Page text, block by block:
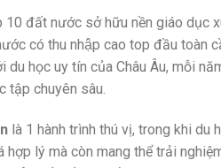
10 đất nước sở hữu nền giáo dục
có thu nhập cao top đầu toàn
du học uy tín của Châu Âu, mỗi
tập chuyên sâu.
là 1 hành trình thú vị, trong khi
lý mà còn mang thể trải